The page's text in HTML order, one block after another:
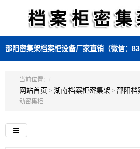
邵阳密集架档案柜设备厂家直销（微信：
当前位置:
网站首页 > 湖南档案柜密集架 > 邵阳档
动密集柜